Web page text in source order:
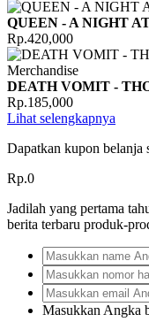
QUEEN - A NIGHT
Rp.420,000
DEATH VOMIT -
Rp.185,000
Lihat selengkapnya
Dapatkan kupon belanja
Rp.0
Jadilah yang pertama
berita terbaru produk-
Masukkan Angka